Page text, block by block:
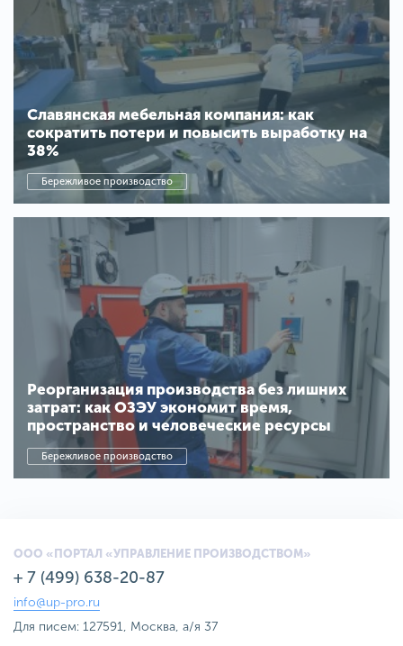
Славянская мебельная компания: как
сократить потери и повысить выработку на
38%
Бережливое производство
Реорганизация производства без лишних
затрат: как ОЗЭУ экономит время,
пространство и человеческие ресурсы
Бережливое производство
ООО «ПОРТАЛ «УПРАВЛЕНИЕ ПРОИЗВОДСТВОМ»
+ 7 (499) 638-20-87
info@up-pro.ru
Для писем: 127591, Москва, а/я 37